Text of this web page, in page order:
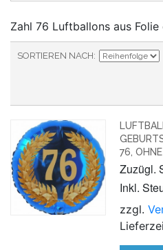
Zahl 76 Luftballons aus Folie
SORTIEREN NACH
76,
Zuzügl.
Inkl.
zzgl.